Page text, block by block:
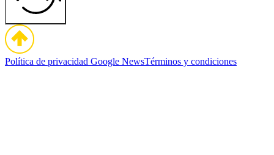
Política de privacidad Google NewsTérminos y condiciones